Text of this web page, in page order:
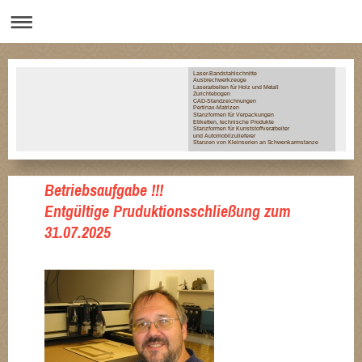
Laser-Bandstahlschnitte
Ausbrechwerkzeuge
Laserarbeiten für Holz und Metall
Zurichtebogen
CAD-Standzeichnungen
Pertinax-Matrizen
Stanzformen für Verpackungen
Etiketten, technische Produkte
Stanzformen für Kunststoffverarbeiter
und Automobilzulieferer
Stanzen von Kleinserien an Schwenkarmstanze
Betriebsaufgabe !!!
Entgültige Pruduktionsschließung zum
31.07.2025